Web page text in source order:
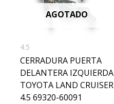
AGOTADO
4.5
CERRADURA PUERTA
DELANTERA IZQUIERDA
TOYOTA LAND CRUISER
4.5 69320-60091